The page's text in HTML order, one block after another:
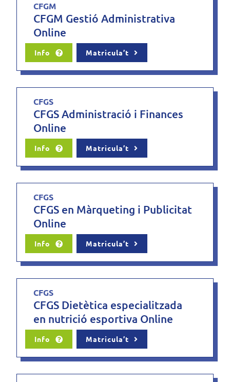
CFGM
CFGM Gestió Administrativa
Online
Info Matricula’t
CFGS
CFGS Administració i Finances
Online
Info Matricula’t
CFGS
CFGS en Màrqueting i Publicitat
Online
Info Matricula’t
CFGS
CFGS Dietètica especialitzada
en nutrició esportiva Online
Info Matricula’t